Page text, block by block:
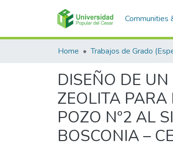
Communities
Home
DISEÑO DE
ZEOLITA
POZO Nº2 AL
BOSCONIA –